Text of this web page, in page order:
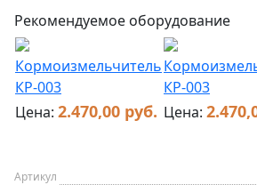
Рекомендуемое оборудование
Кормоизмельчитель
КР-003
КР-003
Цена: 2.470,00 руб. Цена:
Артикул